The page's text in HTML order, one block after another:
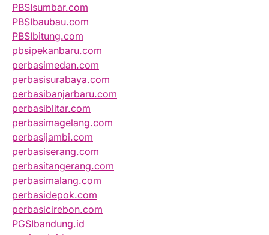
PBSIsumbar.com
PBSIbaubau.com
PBSIbitung.com
pbsipekanbaru.com
perbasimedan.com
perbasisurabaya.com
perbasibanjarbaru.com
perbasiblitar.com
perbasimagelang.com
perbasijambi.com
perbasiserang.com
perbasitangerang.com
perbasimalang.com
perbasidepok.com
perbasicirebon.com
PGSIbandung.id